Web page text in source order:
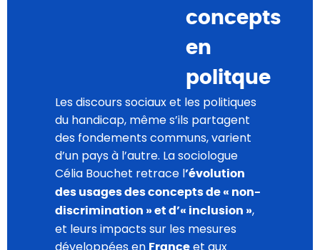
concepts
en
politque
Les discours sociaux et les politiques
du handicap, même s’ils partagent
des fondements communs, varient
d’un pays à l’autre. La sociologue
Célia Bouchet retrace l’évolution
des usages des concepts de « non-
discrimination » et d’« inclusion »,
et leurs impacts sur les mesures
France